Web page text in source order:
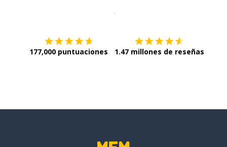
177,000 puntuaciones 1.47 millones de reseñas